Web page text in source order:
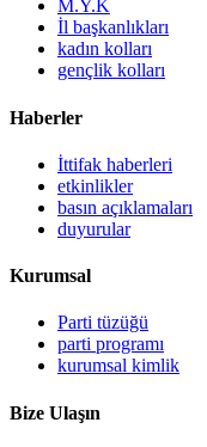
M.Y.K
İl başkanlıkları
kadın kolları
gençlik kolları
Haberler
İttifak haberleri
etkinlikler
basın açıklamaları
duyurular
Kurumsal
Parti tüzüğü
parti programı
kurumsal kimlik
Bize Ulaşın